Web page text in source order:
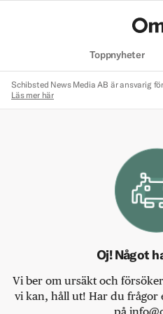
Toppnyheter
Schibsted News Media AB är ansvarig
Läs mer här
Oj! Något
Vi ber om ursäkt och
vi kan, håll ut! Har du frågor